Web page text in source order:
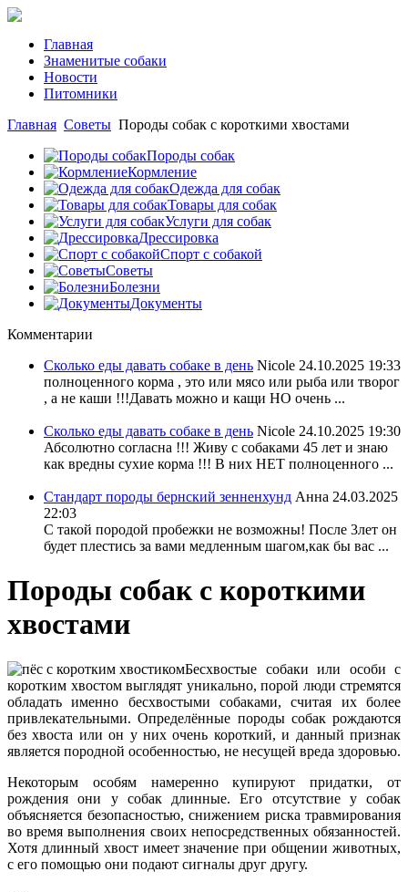
Главная
Знаменитые собаки
Новости
Питомники
Главная Советы Породы собак с короткими хвостами
Породы собак
Кормление
Одежда для собак
Товары для собак
Услуги для собак
Дрессировка
Спорт с собакой
Советы
Болезни
Документы
Комментарии
Сколько еды давать собаке в день Nicole 24.10.2025 19:33
полноценного корма , это или мясо или рыба или творог
, а не каши !!!Давать можно и кащи НО очень ...
Сколько еды давать собаке в день Nicole 24.10.2025 19:30
Абсолютно согласна !!! Живу с собаками 45 лет и знаю
как вредны сухие корма !!! В них НЕТ полноценного ...
Стандарт породы бернский зенненхунд Анна 24.03.2025
22:03
С такой породой пробежки не возможны! После 3лет он
будет плестись за вами медленным шагом,как бы вас ...
Породы собак с короткими
хвостами
Бесхвостые собаки или особи с
коротким хвостом выглядят уникально, порой люди стремятся
обладать именно бесхвостыми собаками, считая их более
привлекательными. Определённые породы собак рождаются
без хвоста или он у них очень короткий, и данный признак
является породной особенностью, не несущей вреда здоровью.
Некоторым особям намеренно купируют придатки, от
рождения они у собак длинные. Его отсутствие у собак
объясняется безопасностью, снижением риска травмирования
во время выполнения своих непосредственных обязанностей.
Хотя длинный хвост имеет значение при общении животных,
с его помощью они подают сигналы друг другу.